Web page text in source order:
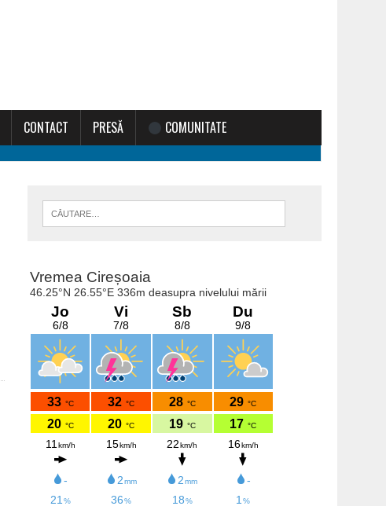
CONTACT PRESĂ COMUNITATE